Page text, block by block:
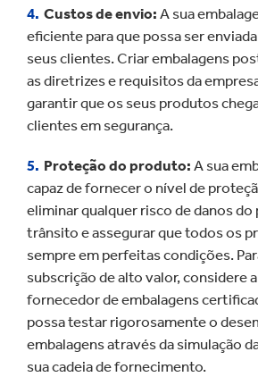
Custos de envio: A sua
eficiente para que possa ser
seus clientes. Criar embalagens
as diretrizes e requisitos da
garantir que os seus produtos
clientes em segurança.
Proteção do produto: A sua
capaz de fornecer o nível de
eliminar qualquer risco de danos
trânsito e assegurar que todos os
sempre em perfeitas condições.
subscrição de alto valor, considere
fornecedor de embalagens
possa testar rigorosamente o
embalagens através da simulação
sua cadeia de fornecimento.